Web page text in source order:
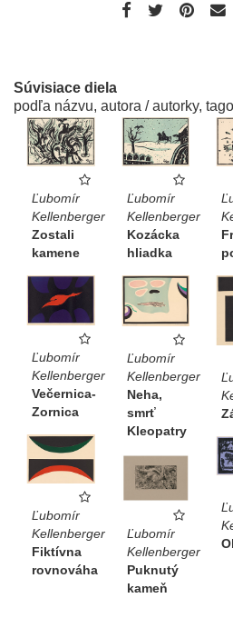
Súvisiace diela
podľa názvu, autora / autorky,
Ľubomír
Kellenberger
Zostali
kamene
Ľubomír
Kellenberger
Kozácka
hliadka
Ľubomír
Kellenberger
Večernica-
Zornica
Ľubomír
Kellenberger
Neha,
smrť
Kleopatry
Ľubomír
Kellenberger
Fiktívna
rovnováha
Ľubomír
Kellenberger
Puknutý
kameň